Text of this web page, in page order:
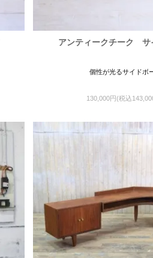
アンティークチーク サ
個性が光るサイドボ
130,000円(税込